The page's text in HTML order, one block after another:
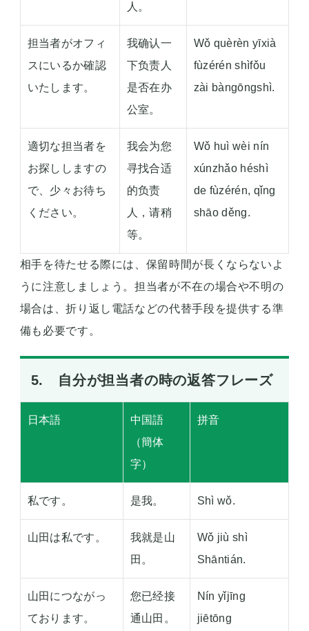
人。
担当者がオフィ
スにいるか確認
いたします。
我确认一
下负责人
是否在办
公室。
Wǒ quèrèn yīxià
fùzérén shìfǒu
zài bàngōngshì.
適切な担当者を
お探ししますの
で、少々お待ち
ください。
我会为您
寻找合适
的负责
人，请稍
等。
Wǒ huì wèi nín
xúnzhǎo héshì
de fùzérén, qǐng
shāo děng.
相手を待たせる際には、保留時間が長くならないよ
うに注意しましょう。担当者が不在の場合や不明の
場合は、折り返し電話などの代替手段を提供する準
備も必要です。
5. 自分が担当者の時の返答フレーズ
日本語
中国語
（簡体
字）
拼音
私です。 是我。 Shì wǒ.
山田は私です。
我就是山
田。
Wǒ jiù shì
Shāntián.
山田につながっ
ております。
您已经接
通山田。
Nín yǐjīng
jiētōng